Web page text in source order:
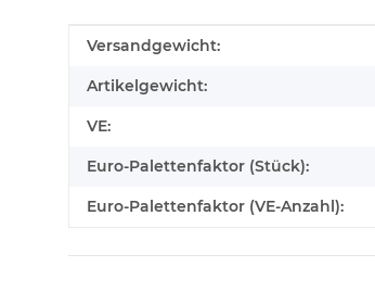
Produkteigenschaft
Wert
Versandgewicht:
Artikelgewicht:
VE:
Euro-Palettenfaktor (Stück):
Euro-Palettenfaktor (VE-Anzahl):